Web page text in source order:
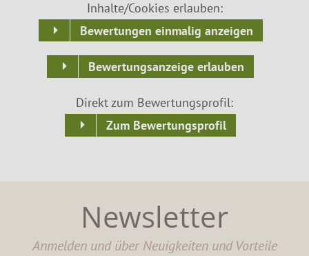
Inhalte/Cookies erlauben:
Bewertungen einmalig anzeigen
Bewertungsanzeige erlauben
Direkt zum Bewertungsprofil:
Zum Bewertungsprofil
Newsletter
Anmelden und über Neuigkeiten und Vorteile